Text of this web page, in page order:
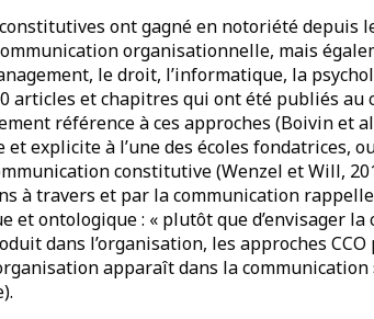
ont gagné en notoriété depuis
organisationnelle, mais
le droit, l’informatique, la
articles et chapitres qui ont été publiés au
référence à ces approches (Boivin et
explicite à l’une des écoles fondatrices,
constitutive (Wenzel et Will,
à travers et par la communication
et ontologique : « plutôt que d’envisager
dans l’organisation, les approches
apparaît dans la communication